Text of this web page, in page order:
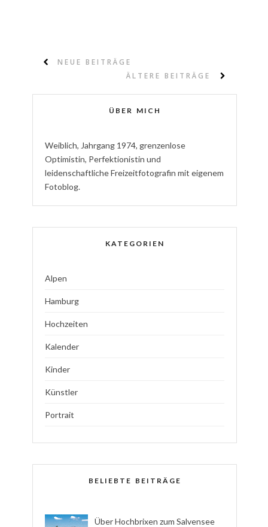
NEUE BEITRÄGE
ÄLTERE BEITRÄGE
ÜBER MICH
Weiblich, Jahrgang 1974, grenzenlose
Optimistin, Perfektionistin und
leidenschaftlicheFreizeitfotografin mit eigenem
Fotoblog.
KATEGORIEN
Alpen
Hamburg
Hochzeiten
Kalender
Kinder
Künstler
Portrait
BELIEBTE BEITRÄGE
Über Hochbrixen zum Salvensee